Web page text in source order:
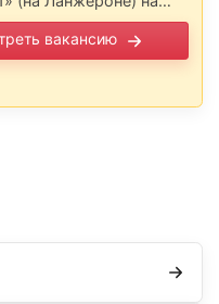
работу требуется. С
С ПРОЖИВАНИЕМ.
Заработная
на …
вакансию